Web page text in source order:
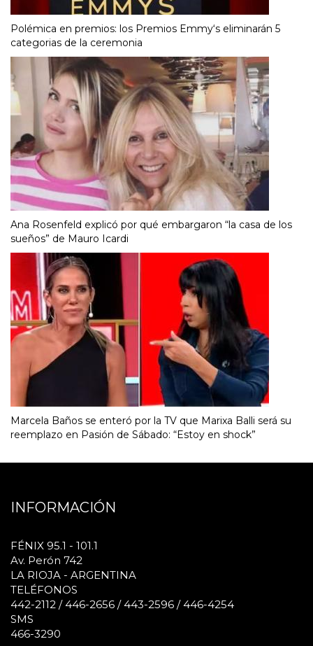
Polémica en premios: los Premios Emmy‘s eliminarán 5
categorias de la ceremonia
Ana Rosenfeld explicó por qué embargaron “la casa de los
sueños” de Mauro Icardi
Marcela Baños se enteró por la TV que Marixa Balli será su
reemplazo en Pasión de Sábado: “Estoy en shock”
INFORMACIÓN
FÉNIX 95.1 - 101.1
Av. Perón 742
LA RIOJA - ARGENTINA
TELÉFONOS
442-2112 / 446-2656 / 443-2596 / 446-4254
SMS
466-3290